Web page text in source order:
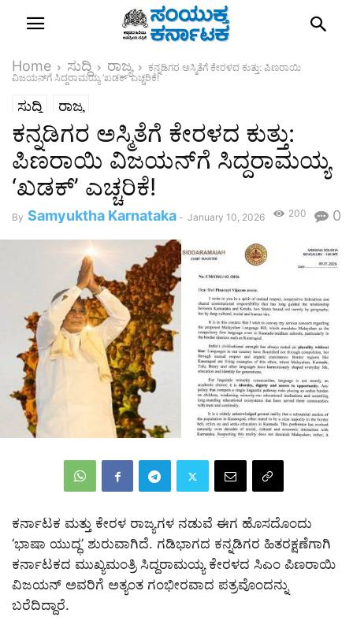
Home ಸುದ್ದಿ ರಾಜ್ಯ
ಕನ್ನಡಿಗರ ಅಸ್ಮಿತೆಗೆ ಕೇರಳದ ಕುತ್ತು: ಪಿಣರಾಯಿ
ವಿಜಯನ್‌ಗೆ ಸಿದ್ದರಾಮಯ್ಯ ‘ಖಡಕ್’ ಎಚ್ಚರಿಕೆ!
ಸುದ್ದಿ ರಾಜ್ಯ
ಕನ್ನಡಿಗರ ಅಸ್ಮಿತೆಗೆ ಕೇರಳದ ಕುತ್ತು:
ಪಿಣರಾಯಿ ವಿಜಯನ್‌ಗೆ ಸಿದ್ದರಾಮಯ್ಯ
‘ಖಡಕ್’ ಎಚ್ಚರಿಕೆ!
By Samyuktha Karnataka - January 10, 2026 0
200
ಕರ್ನಾಟಕ ಮತ್ತು ಕೇರಳ ರಾಜ್ಯಗಳ ನಡುವೆ ಈಗ ಹೊಸದೊಂದು
‘ಭಾಷಾ ಯುದ್ಧ’ ಶುರುವಾಗಿದೆ. ಗಡಿಭಾಗದ ಕನ್ನಡಿಗರ ಹಿತರಕ್ಷಣೆಗಾಗಿ
ಕರ್ನಾಟಕದ ಮುಖ್ಯಮಂತ್ರಿ ಸಿದ್ದರಾಮಯ್ಯ ಕೇರಳದ ಸಿಎಂ ಪಿಣರಾಯಿ
ವಿಜಯನ್ ಅವರಿಗೆ ಅತ್ಯಂತ ಗಂಭೀರವಾದ ಪತ್ರವೊಂದನ್ನು
ಬರೆದಿದ್ದಾರೆ.